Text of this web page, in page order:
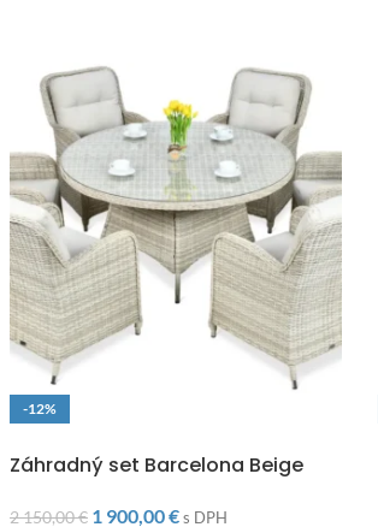
-12%
Záhradný set Barcelona Beige
2 150,00€ 1 900,00€s DPH